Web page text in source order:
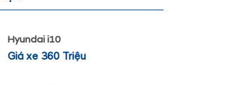
Hyundai i10
Giá xe 360 Triệu